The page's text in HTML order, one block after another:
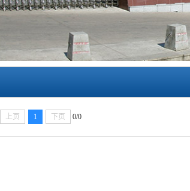
上页 1 下页 0/0